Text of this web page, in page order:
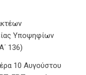
Υποψηφίων
136)
10 Αυγούστου